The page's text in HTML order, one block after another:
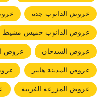
عروض الدانوب جده
عروض الدانوب خميس مشيط
عروض السدحان
عروض
عروض المدينة هايبر
عروض المزرعة الغربية